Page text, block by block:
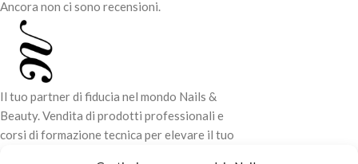
Ancora non ci sono recensioni.
Il tuo partner di fiducia nel mondo Nails &
Beauty. Vendita di prodotti professionali e
corsi di formazione tecnica per elevare il tuo